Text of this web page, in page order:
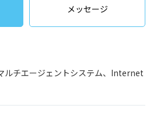
メッセージ
ルチエージェントシステム、Internet